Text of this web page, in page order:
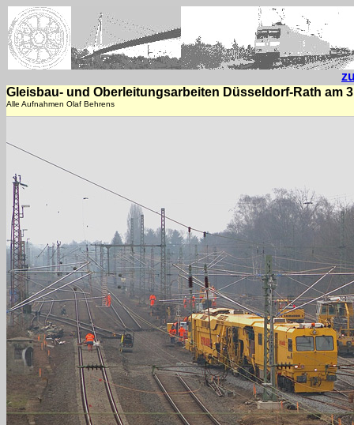
Gleisbau- und Oberleitungsarbeiten Düsseldorf-Rath am
Alle Aufnahmen Olaf Behrens